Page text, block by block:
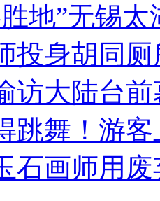
地”无锡
投身胡同
访大陆台
跳舞！游客
石画师用